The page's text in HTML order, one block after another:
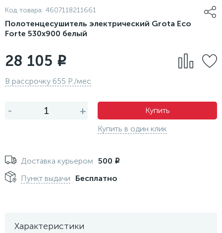
Код товара: 4607118211661
Полотенцесушитель электрический Grota Eco
Forte 530x900 белый
28 105 i
В рассрочку 655 Р./мес
- +
Купить
Купить в один клик
Доставка курьером 500 i
Пункт выдачи Бесплатно
Характеристики